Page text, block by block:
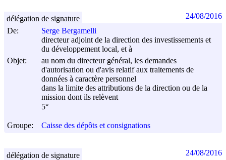
De:
Serge Bergamelli
directeur adjoint de la direction des investissements et
du développement local, et à
Objet:
au nom du directeur général, les demandes
d'autorisation ou d'avis relatif aux traitements de
données à caractère personnel
dans la limite des attributions de la direction ou de la
mission dont ils relèvent
5°
Groupe: Caisse des dépôts et consignations
délégation de signature 24/08/2016
délégation de signature 24/08/2016